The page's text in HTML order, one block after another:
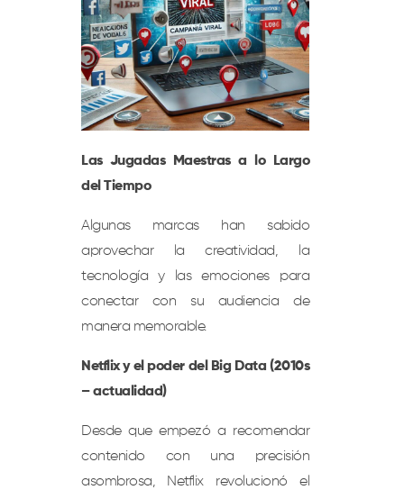
Las Jugadas Maestras a lo Largo
del Tiempo
Algunas marcas han sabido
aprovechar la creatividad, la
tecnología y las emociones para
conectar con su audiencia de
manera memorable.
Netflix y el poder del Big Data (2010s
– actualidad)
Desde que empezó a recomendar
contenido con una precisión
asombrosa, Netflix revolucionó el